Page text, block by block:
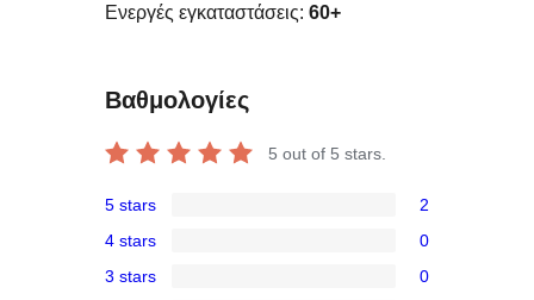
Ενεργές εγκαταστάσεις: 60+
Βαθμολογίες
5 out of 5 stars.
5-
star
5 stars 2
4-
4 stars 0
3 stars 0